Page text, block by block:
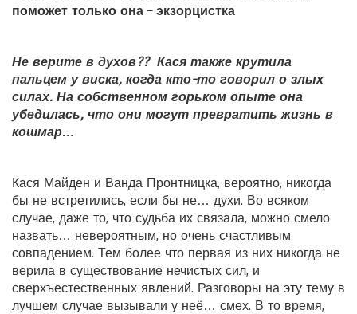
поможет только она – экзорцистка
Не верите в духов?? Кася также крутила
пальцем у виска, когда кто-то говорил о злых
силах. На собственном горьком опыте она
убедилась, что они могут превратить жизнь в
кошмар…
Кася Майден и Ванда Пронтницка, вероятно, никогда
бы не встретились, если бы не… духи. Во всяком
случае, даже то, что судьба их связала, можно смело
назвать… невероятным, но очень счастливым
совпадением. Тем более что первая из них никогда не
верила в существование нечистых сил, и
сверхъестественных явлений. Разговоры на эту тему в
лучшем случае вызывали у неё… смех. В то время,